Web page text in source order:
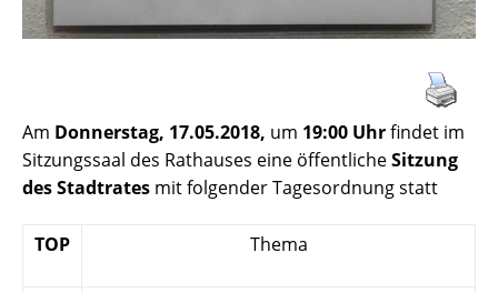
Am Donnerstag, 17.05.2018, um 19:00 Uhrfindet im
Sitzungssaal des Rathauses eine öffentlicheSitzung
des Stadtrates mit folgender Tagesordnung statt
TOP Thema